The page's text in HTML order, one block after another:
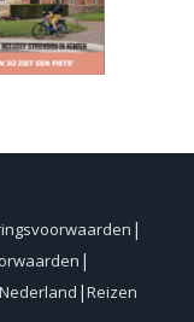
Reizen